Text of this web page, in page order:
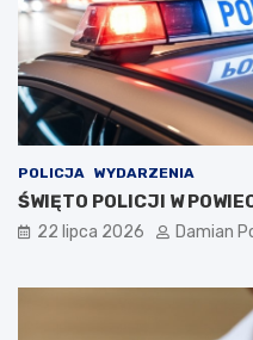
POLICJA WYDARZENIA
ŚWIĘTO POLICJI W
22 lipca 2026 Damian